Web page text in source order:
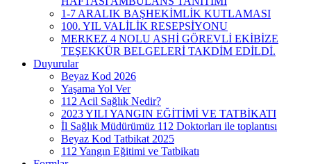
1-7 ARALIK BAŞHEKİMLİK KUTLAMASI
100. YIL VALİLİK RESEPSİYONU
MERKEZ 4 NOLU ASHİ GÖREVLİ EKİBİZE
TEŞEKKÜR BELGELERİ TAKDİM EDİLDİ.
Duyurular
Beyaz Kod 2026
Yaşama Yol Ver
112 Acil Sağlık Nedir?
2023 YILI YANGIN EĞİTİMİ VE TATBİKATI
İl Sağlık Müdürümüz 112 Doktorları ile toplantısı
Beyaz Kod Tatbikat 2025
112 Yangın Eğitimi ve Tatbikatı